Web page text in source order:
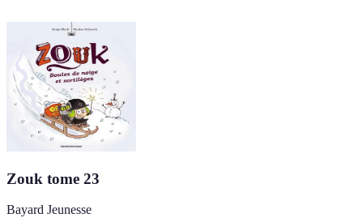
Zouk tome 23
Bayard Jeunesse